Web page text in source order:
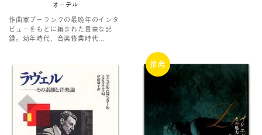
オーデル
作曲家プーランクの最晩年のインタ
ビューをもとに編まれた貴重な記
録。幼年時代、音楽修業時代...
推薦